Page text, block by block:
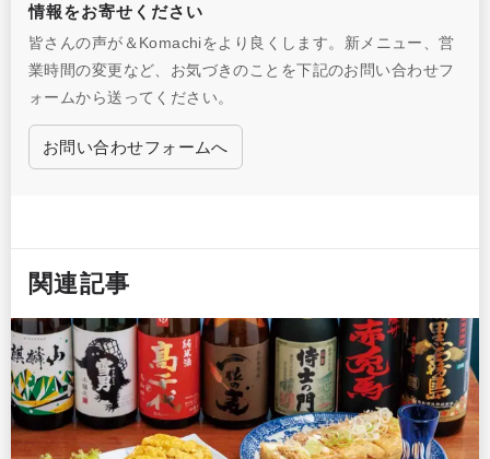
情報をお寄せください
皆さんの声が＆Komachiをより良くします。新メニュー、営
業時間の変更など、お気づきのことを下記のお問い合わせフ
ォームから送ってください。
お問い合わせフォームへ
関連記事